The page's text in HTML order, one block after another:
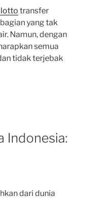
transfer
yang tak
Namun, dengan
semua
tidak terjebak
Indonesia:
dari dunia